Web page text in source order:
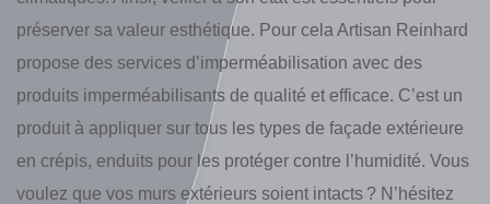
préserver sa valeur esthétique. Pour cela Artisan Reinhard
propose des services d’imperméabilisation avec des
produits imperméabilisants de qualité et efficace. C’est un
produit à appliquer sur tous les types de façade extérieure
en crépis, enduits pour les protéger contre l’humidité. Vous
voulez que vos murs extérieurs soient intacts ? N’hésitez